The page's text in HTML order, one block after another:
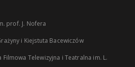
prof. J. Nofera
i Kiejstuta Bacewiczów
Filmowa Telewizyjna i Teatralna im. L.